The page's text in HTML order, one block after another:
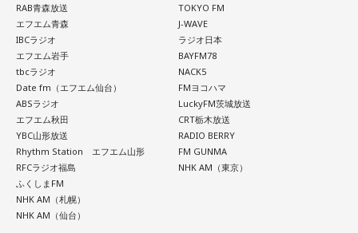
【10位】蟹座（かに座）
周りを喜ばせることに一生懸命になりすぎて、自分の楽しみ
を忘れていないか確認したい日。今日は誰かのためではなく
「私が嬉しいから」を選んでみてください。今夜は自分だけ
の小さなご褒美時間を作ると心が整いそうです。
【11位】山羊座（やぎ座）
頑張ることが当たり前になっているなら、今日は少し力を抜
いてみて。成果を出すことだけが人生の豊かさではありませ
ん。楽しい、心地いいという感覚を取り戻すことで次の流れ
が見えてきます。今日は仕事を早めに切り上げて好きなこと
をして過ごして。
【4位】射手座（いて座）
「もっと面白いことがしたい！」という気持ちが未来を動か
します。今までのやり方にこだわらず、楽しそうな方へ進ん
でみると思わぬ展開が待っていそう。少し大胆なくらいで
OK。今日はこの夏やりたいことを一つ予定に書き込んでみ
て！
【5位】牡羊座（おひつじ座）
あなたの行動力が誰かの心に火をつける日。今日は周りの反
応を気にするより「私はこれがやりたい！」を大切にしてみ
て。あなたが楽しそうに動くほど仲間も集まってきそうで
す。今夜、明日すぐできる小さな一歩を決めてから寝てみて
ね。
RAB青森放送
エフエム青森
IBCラジオ
エフエム岩手
tbcラジオ
Date fm（エフエム仙台）
ABSラジオ
エフエム秋田
YBC山形放送
Rhythm Station エフエム山形
RFCラジオ福島
ふくしまFM
NHK AM（札幌）
NHK AM（仙台）
TOKYO FM
J-WAVE
ラジオ日本
BAYFM78
NACK5
FMヨコハマ
LuckyFM茨城放送
CRT栃木放送
RADIO BERRY
FM GUNMA
NHK AM（東京）